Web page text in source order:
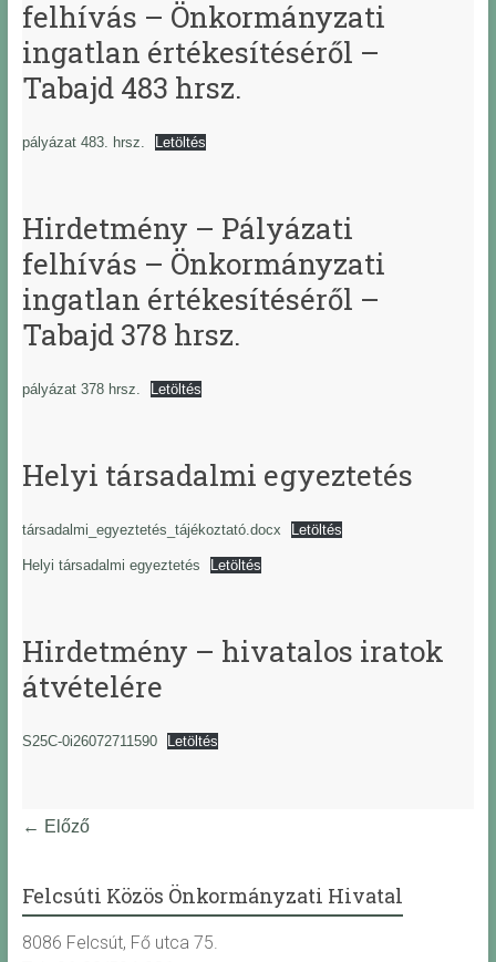
felhívás – Önkormányzati
ingatlan értékesítéséről –
Tabajd 483 hrsz.
pályázat 483. hrsz. Letöltés
Hirdetmény – Pályázati
felhívás – Önkormányzati
ingatlan értékesítéséről –
Tabajd 378 hrsz.
pályázat 378 hrsz. Letöltés
Helyi társadalmi egyeztetés
társadalmi_egyeztetés_tájékoztató.docx Letöltés
Helyi társadalmi egyeztetés Letöltés
Hirdetmény – hivatalos iratok
átvételére
S25C-0i26072711590 Letöltés
← Előző
Felcsúti Közös Önkormányzati Hivatal
8086 Felcsút, Fő utca 75.